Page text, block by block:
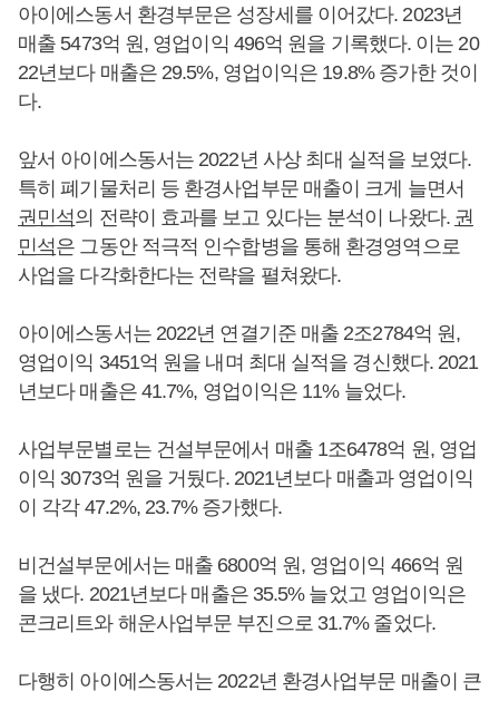
아이에스동서 환경부문은 성장세를 이어갔다. 2023년
매출 5473억 원, 영업이익 496억 원을 기록했다. 이는 20
22년보다 매출은 29.5%, 영업이익은 19.8% 증가한 것이
다.
앞서 아이에스동서는 2022년 사상 최대 실적을 보였다.
특히 폐기물처리 등 환경사업부문 매출이 크게 늘면서
권민석의 전략이 효과를 보고 있다는 분석이 나왔다. 권
민석은 그동안 적극적 인수합병을 통해 환경영역으로
사업을 다각화한다는 전략을 펼쳐왔다.
아이에스동서는 2022년 연결기준 매출 2조2784억 원,
영업이익 3451억 원을 내며 최대 실적을 경신했다. 2021
년보다 매출은 41.7%, 영업이익은 11% 늘었다.
사업부문별로는 건설부문에서 매출 1조6478억 원, 영업
이익 3073억 원을 거뒀다. 2021년보다 매출과 영업이익
이 각각 47.2%, 23.7% 증가했다.
비건설부문에서는 매출 6800억 원, 영업이익 466억 원
을 냈다. 2021년보다 매출은 35.5% 늘었고 영업이익은
콘크리트와 해운사업부문 부진으로 31.7% 줄었다.
다행히 아이에스동서는 2022년 환경사업부문 매출이 큰